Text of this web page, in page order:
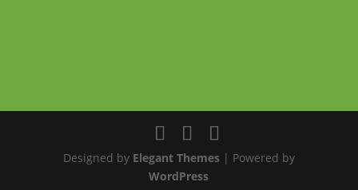
Designed by Elegant Themes| Powered by
WordPress